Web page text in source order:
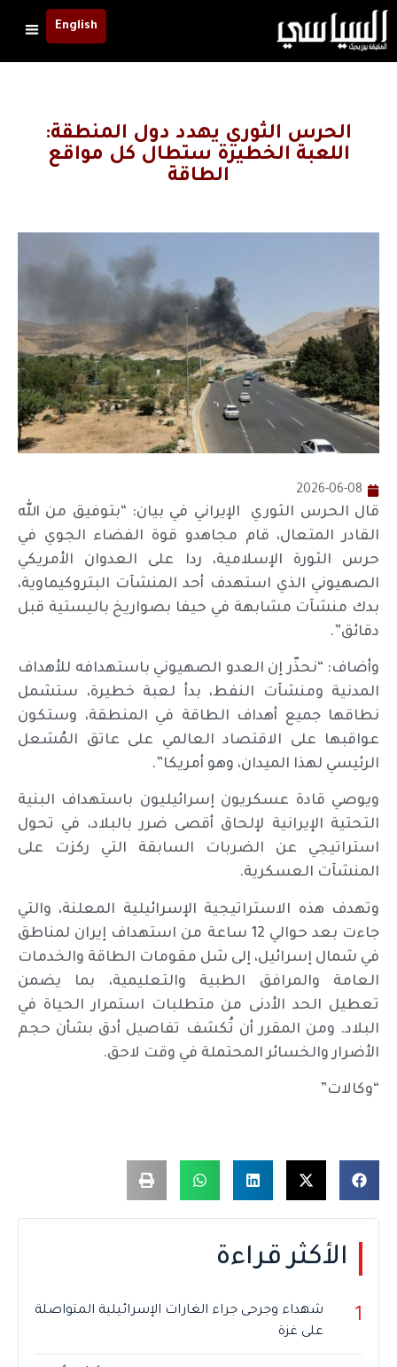
English
الحرس الثوري يهدد دول المنطقة:
اللعبة الخطيرة ستطال كل مواقع
الطاقة
2026-06-08
قال الحرس الثوري الإيراني في بيان: “بتوفيق من الله
القادر المتعال، قام مجاهدو قوة الفضاء الجوي في
حرس الثورة الإسلامية، ردا على العدوان الأمريكي
الصهيوني الذي استهدف أحد المنشآت البتروكيماوية،
بدك منشآت مشابهة في حيفا بصواريخ باليستية قبل
دقائق”.
وأضاف: “نحذّر إن العدو الصهيوني باستهدافه للأهداف
المدنية ومنشآت النفط، بدأ لعبة خطيرة، ستشمل
نطاقها جميع أهداف الطاقة في المنطقة، وستكون
عواقبها على الاقتصاد العالمي على عاتق المُشعل
الرئيسي لهذا الميدان، وهو أمريكا”.
ويوصي قادة عسكريون إسرائيليون باستهداف البنية
التحتية الإيرانية لإلحاق أقصى ضرر بالبلاد، في تحول
استراتيجي عن الضربات السابقة التي ركزت على
المنشآت العسكرية.
وتهدف هذه الاستراتيجية الإسرائيلية المعلنة، والتي
جاءت بعد حوالي 12 ساعة من استهداف إيران لمناطق
في شمال إسرائيل، إلى شل مقومات الطاقة والخدمات
العامة والمرافق الطبية والتعليمية، بما يضمن
تعطيل الحد الأدنى من متطلبات استمرار الحياة في
البلاد. ومن المقرر أن تُكشف تفاصيل أدق بشأن حجم
الأضرار والخسائر المحتملة في وقت لاحق.
“وكالات”
الأكثر قراءة
1
شهداء وجرحى جراء الغارات الإسرائيلية المتواصلة
على غزة